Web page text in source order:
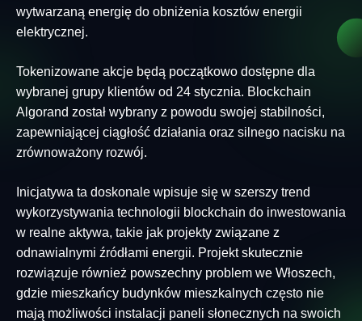
wytwarzaną energię do obniżenia kosztów energii
elektrycznej.
Tokenizowane akcje będą początkowo dostępne dla
wybranej grupy klientów od 24 stycznia. Blockchain
Algorand został wybrany z powodu swojej stabilności,
zapewniającej ciągłość działania oraz silnego nacisku na
zrównoważony rozwój.
Inicjatywa ta doskonale wpisuje się w szerszy trend
wykorzystywania technologii blockchain do inwestowania
w realne aktywa, takie jak projekty związane z
odnawialnymi źródłami energii. Projekt skutecznie
rozwiązuje również powszechny problem we Włoszech,
gdzie mieszkańcy budynków mieszkalnych często nie
mają możliwości instalacji paneli słonecznych na swoich